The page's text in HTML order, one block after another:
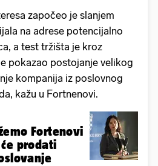
započeo je slanjem
na adrese potencijalno
a test tržišta je kroz
pokazao postojanje velikog
kompanija iz poslovnog
kažu u Fortnenovi.
Fortenovi
prodati